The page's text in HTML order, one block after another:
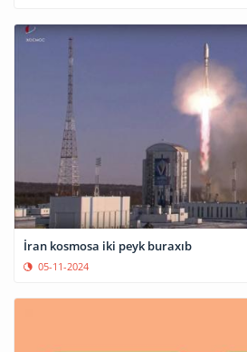
İran kosmosa iki peyk buraxıb
05-11-2024